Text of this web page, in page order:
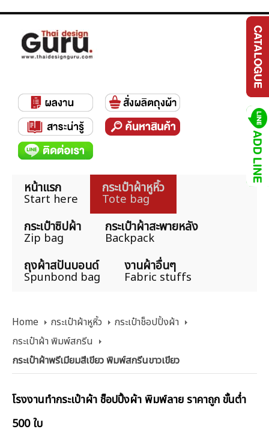
หน้าแรก
Start here
กระเป๋าผ้าหูหิ้ว
Tote bag
กระเป๋าซิปผ้า
Zip bag
กระเป๋าผ้าสะพายหลัง
Backpack
ถุงผ้าสปันบอนด์
Spunbond bag
งานผ้าอื่นๆ
Fabric stuffs
Home กระเป๋าผ้าหูหิ้ว
กระเป๋าช็อปปิ้งผ้า
กระเป๋าผ้า พิมพ์สกรีน
กระเป๋าผ้าพรีเมียมสีเขียว พิมพ์สกรีนขาวเขียว
โรงงานทำกระเป๋าผ้า ช็อปปิ้งผ้า พิมพ์ลาย ราคาถูก ขั้นต่ำ
500 ใบ